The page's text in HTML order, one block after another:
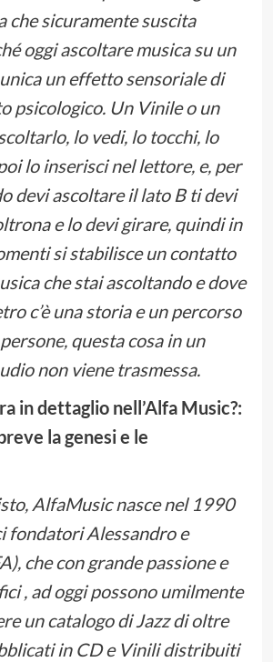
che sicuramente suscita
oggi ascoltare musica su un
un effetto sensoriale di
psicologico. Un Vinile o un
lo vedi, lo tocchi, lo
lo inserisci nel lettore, e, per
devi ascoltare il lato B ti devi
e lo devi girare, quindi in
si stabilisce un contatto
che stai ascoltando e dove
c’è una storia e un percorso
questa cosa in un
non viene trasmessa.
in dettaglio nell’Alfa Music?:
la genesi e le
AlfaMusic nasce nel 1990
fondatori Alessandro e
che con grande passione e
, ad oggi possono umilmente
un catalogo di Jazz di oltre
in CD e Vinili distribuiti